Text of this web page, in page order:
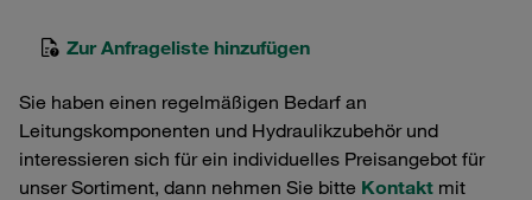
Zur Anfrageliste hinzufügen
Sie haben einen regelmäßigen Bedarf an
Leitungskomponenten und Hydraulikzubehör und
interessieren sich für ein individuelles Preisangebot für
unser Sortiment, dann nehmen Sie bitte Kontakt mit